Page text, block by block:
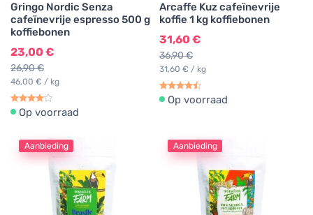
Gringo Nordic Senza
cafeïnevrije espresso 500 g
koffiebonen
23,00 €
26,90 €
46,00 € / kg
Op voorraad
Arcaffe Kuz cafeïnevrije
koffie 1 kg koffiebonen
31,60 €
36,90 €
31,60 € / kg
Op voorraad
Aanbieding Aanbieding